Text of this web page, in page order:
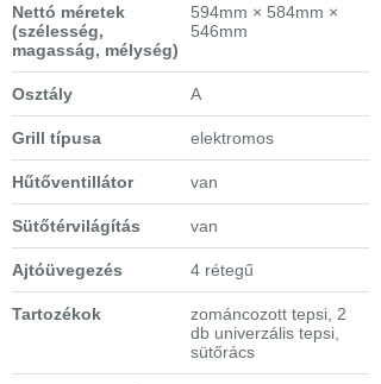
Nettó méretek
(szélesség,
magasság, mélység)
594mm × 584mm ×
546mm
Osztály A
Grill típusa elektromos
Hűtőventillátor van
Sütőtérvilágítás van
Ajtóüvegezés 4 rétegű
Tartozékok
zománcozott tepsi, 2
db univerzális tepsi,
sütőrács